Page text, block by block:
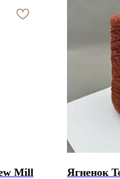
Mill
Ягненок